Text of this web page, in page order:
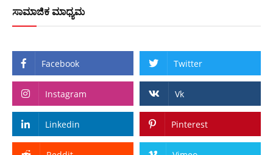
ಸಾಮಾಜಿಕ ಮಾಧ್ಯಮ
Facebook Twitter
Instagram Vk
Linkedin Pinterest